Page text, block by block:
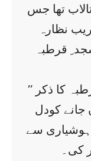
تھا جس
نظارہ
قرطبہ
’’ امی،آپ نے اتنی دفعہ مسجد قرطبہ کا ذکر
جانے کودل
ہوشیاری سے
کی۔